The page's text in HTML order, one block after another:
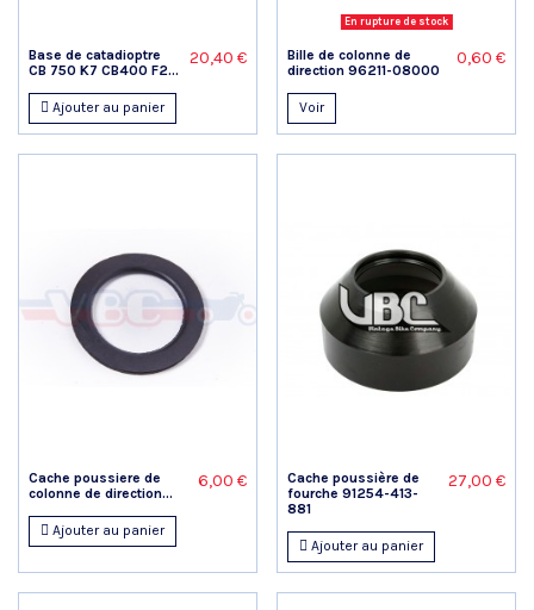
Base de catadioptre
CB 750 K7 CB400 F2...
20,40 €
Ajouter au panier
En rupture de stock
Bille de colonne de
direction 96211-08000
0,60 €
Voir
Cache poussiere de
colonne de direction...
6,00 €
Ajouter au panier
Cache poussière de
fourche 91254-413-
881
27,00 €
Ajouter au panier